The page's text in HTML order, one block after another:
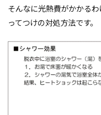
そんなに光熱費がかかる
ってつけの対処方法です。